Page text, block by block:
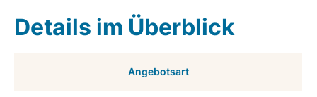
Details im Überblick
Angebotsart